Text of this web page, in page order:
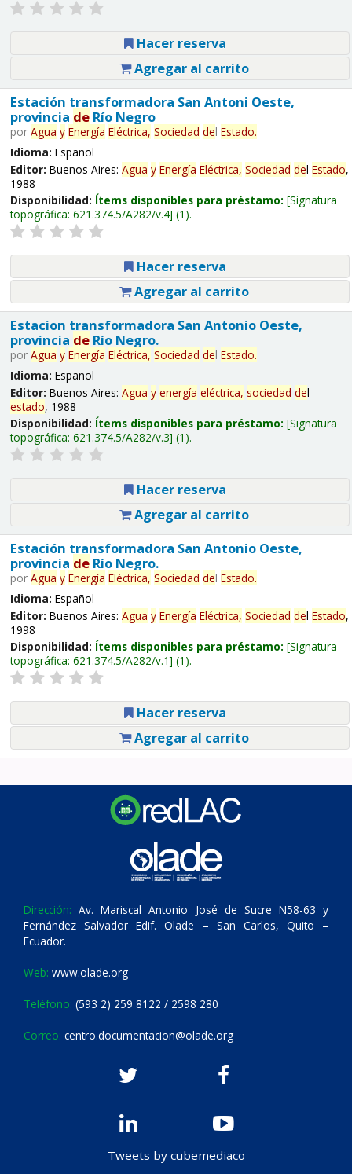
Hacer reserva
Agregar al carrito
Estación transformadora San Antoni Oeste,
provincia deRío Negro
por Agua y Energía Eléctrica, Sociedad del Estado.
Idioma: Español
Editor: Buenos Aires: Agua y Energía Eléctrica, Sociedad del Estado,
1988
Disponibilidad: Ítems disponibles para préstamo: Signatura
topográfica: 621.374.5/A282/v.4 (1).
Hacer reserva
Agregar al carrito
Estacion transformadora San Antonio Oeste,
provincia deRío Negro.
por Agua y Energía Eléctrica, Sociedad del Estado.
Idioma: Español
Editor: Buenos Aires: Agua y energía eléctrica, sociedad del
estado, 1988
Disponibilidad: Ítems disponibles para préstamo: Signatura
topográfica: 621.374.5/A282/v.3 (1).
Hacer reserva
Agregar al carrito
Estación transformadora San Antonio Oeste,
provincia deRío Negro.
por Agua y Energía Eléctrica, Sociedad del Estado.
Idioma: Español
Editor: Buenos Aires: Agua y Energía Eléctrica, Sociedad del Estado,
1998
Disponibilidad: Ítems disponibles para préstamo: Signatura
topográfica: 621.374.5/A282/v.1 (1).
Hacer reserva
Agregar al carrito
Dirección: Av. Mariscal Antonio José de Sucre N58-63 y
Fernández Salvador Edif. Olade – San Carlos, Quito –
Ecuador.
Web: www.olade.org
Teléfono: (593 2) 259 8122 / 2598 280
Correo: centro.documentacion@olade.org
Tweets by cubemediaco